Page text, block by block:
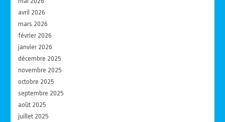
avril 2026
mars 2026
février 2026
janvier 2026
décembre 2025
novembre 2025
octobre 2025
septembre 2025
août 2025
juillet 2025